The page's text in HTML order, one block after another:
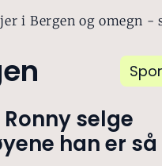
i Bergen og omegn -
selge
han er